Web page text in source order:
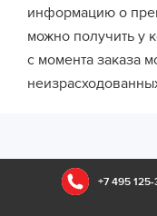
информацию о
можно получить у
с момента заказа
+7 495